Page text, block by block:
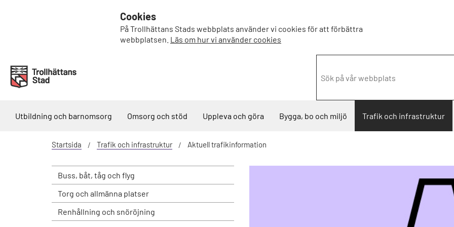
Cookies
På Trollhättans Stads webbplats använder vi cookies för att förbättra
webbplatsen. Läs om hur vi använder cookies
t
Utbildning och barnomsorg Omsorg och stöd Uppleva och göra Bygga, bo och miljö Trafik och infrastruktur
Startsida Trafik och infrastruktur Aktuell trafikinformation
Buss, båt, tåg och flyg
Torg och allmänna platser
Renhållning och snöröjning